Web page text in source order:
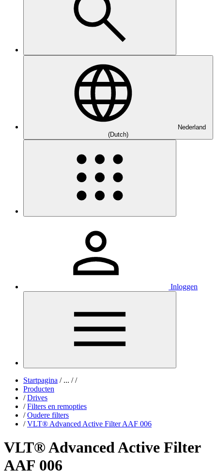
Nederland
(Dutch)
Inloggen
Startpagina /... / /
Producten
/ Drives
/ Filters en remopties
/ Oudere filters
/ VLT® Advanced Active Filter AAF 006
VLT® Advanced Active Filter
AAF 006